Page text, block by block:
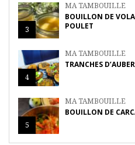
3
MA TAMBOUILLE
BOUILLON DE
POULET
4
MA TAMBOUILLE
TRANCHES
5
MA TAMBOUILLE
BOUILLON DE